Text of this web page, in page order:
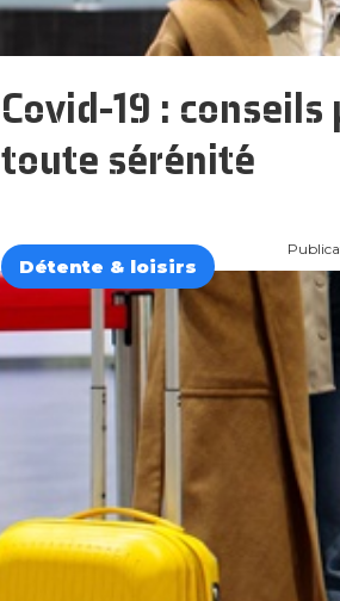
Covid-19 :
toute sérénité
Détente & loisirs